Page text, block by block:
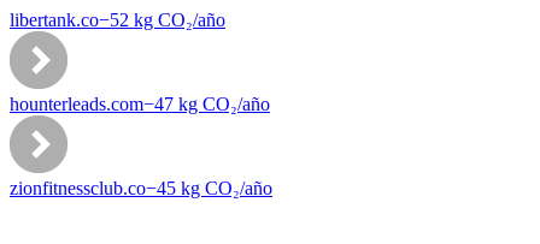
libertank.co−52 kg CO₂/año
hounterleads.com−47 kg CO₂/año
zionfitnessclub.co−45 kg CO₂/año